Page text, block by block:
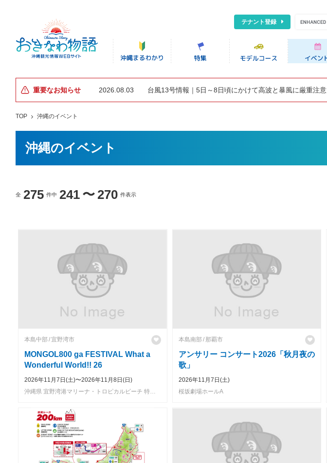
テナント登録
重要なお知らせ 2026.08.03 台風13号情報｜5日～8日頃にかけて高波と暴風に厳重注意
TOP 沖縄のイベント
沖縄のイベント
全 275 件中 241 〜 270 件表示
本島中部 宜野湾市
MONGOL800 ga FESTIVAL What a
Wonderful World!! 26
2026年11月7日(土)〜2026年11月8日(日)
沖縄県 宜野湾港マリーナ・トロピカルビーチ 特設会場
本島南部 那覇市
アンサリー コンサート2026「秋月夜の
歌」
2026年11月7日(土)
桜坂劇場ホールA